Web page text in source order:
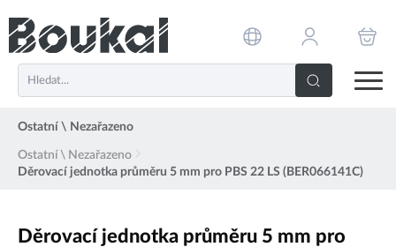
Ostatní \ Nezařazeno
Ostatní \ Nezařazeno
Děrovací jednotka průměru 5 mm pro PBS 22 LS (BER066141C)
Děrovací jednotka průměru 5 mm pro